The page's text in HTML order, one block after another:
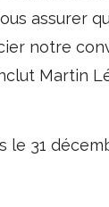
assurer
notre
Martin
31